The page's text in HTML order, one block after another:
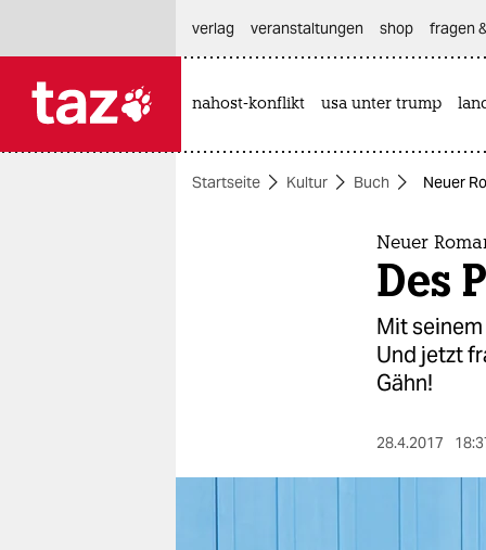
themen
verlag
veranstaltungen shop fragen
nahost-konflikt usa unter trump
Startseite Kultur Buch Neuer
Neuer
Des
Mit
Und jetzt
Gähn!
28.4.2017